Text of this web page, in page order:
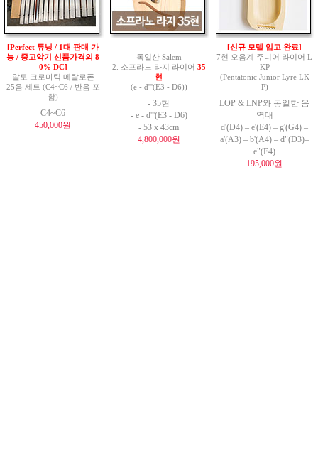
[Perfect 튜닝 / 1대 판매 가
능 / 중고악기 신품가격의 8
0% DC]
알토 크로마틱 메탈로폰
25음 세트 (C4~C6 / 반음 포
함)
C4~C6
450,000원
독일산 Salem
2. 소프라노 라지 라이어 35
현
(e - d'''(E3 - D6))
- 35현
- e - d'''(E3 - D6)
- 53 x 43cm
4,800,000원
[신규 모델 입고 완료]
7현 오음계 주니어 라이어 L
KP
(Pentatonic Junior Lyre LK
P)
LOP & LNP와 동일한 음
역대
d'(D4) – e'(E4) – g'(G4) –
a'(A3) – b'(A4) – d"(D3)–
e"(E4)
195,000원